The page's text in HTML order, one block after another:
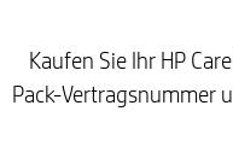
Kaufen Sie Ihr HP
Pack-Vertragsnummer